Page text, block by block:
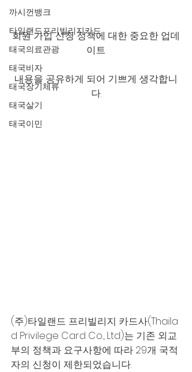
까시껀뱅크
타일랜드프리빌리지카드
태국의료관광
태국비자
태국장기체류
태국살기
태국이민
회원 가입 신청 정책에 대한 중요한 업데
이트
내용을 공유하게 되어 기쁘게 생각합니
다.
(주)타일랜드 프리빌리지 카드사(Thaila
d Privilege Card Co., Ltd)는 기존 외교
부의 정책과 요구사항에 따라 29개 국적
자의 신청이 제한되었습니다.